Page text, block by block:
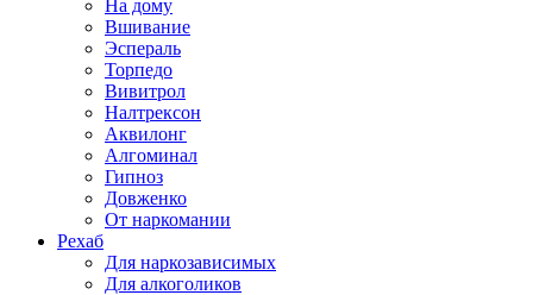
На дому
Вшивание
Эспераль
Торпедо
Вивитрол
Налтрексон
Аквилонг
Алгоминал
Гипноз
Довженко
От наркомании
Рехаб
Для наркозависимых
Для алкоголиков